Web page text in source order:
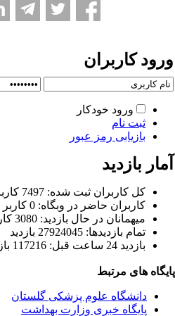
کاربران
ورود خودکار
ثبت نام
بازیابی رمز عبور
بازدید
كل کاربران ثبت شده: 7497 کاربر
کاربران حاضر در وبگاه: 0 کاربر
ميهمانان در حال بازديد: 3080 کاربر
تمام بازديد‌ها: 27924045 بازدید
بازديد 24 ساعت قبل: 117216 بازدید
های مرتبط
دانشگاه علوم پزشکی گلستان
پایگاه خبری وزارت بهداشت